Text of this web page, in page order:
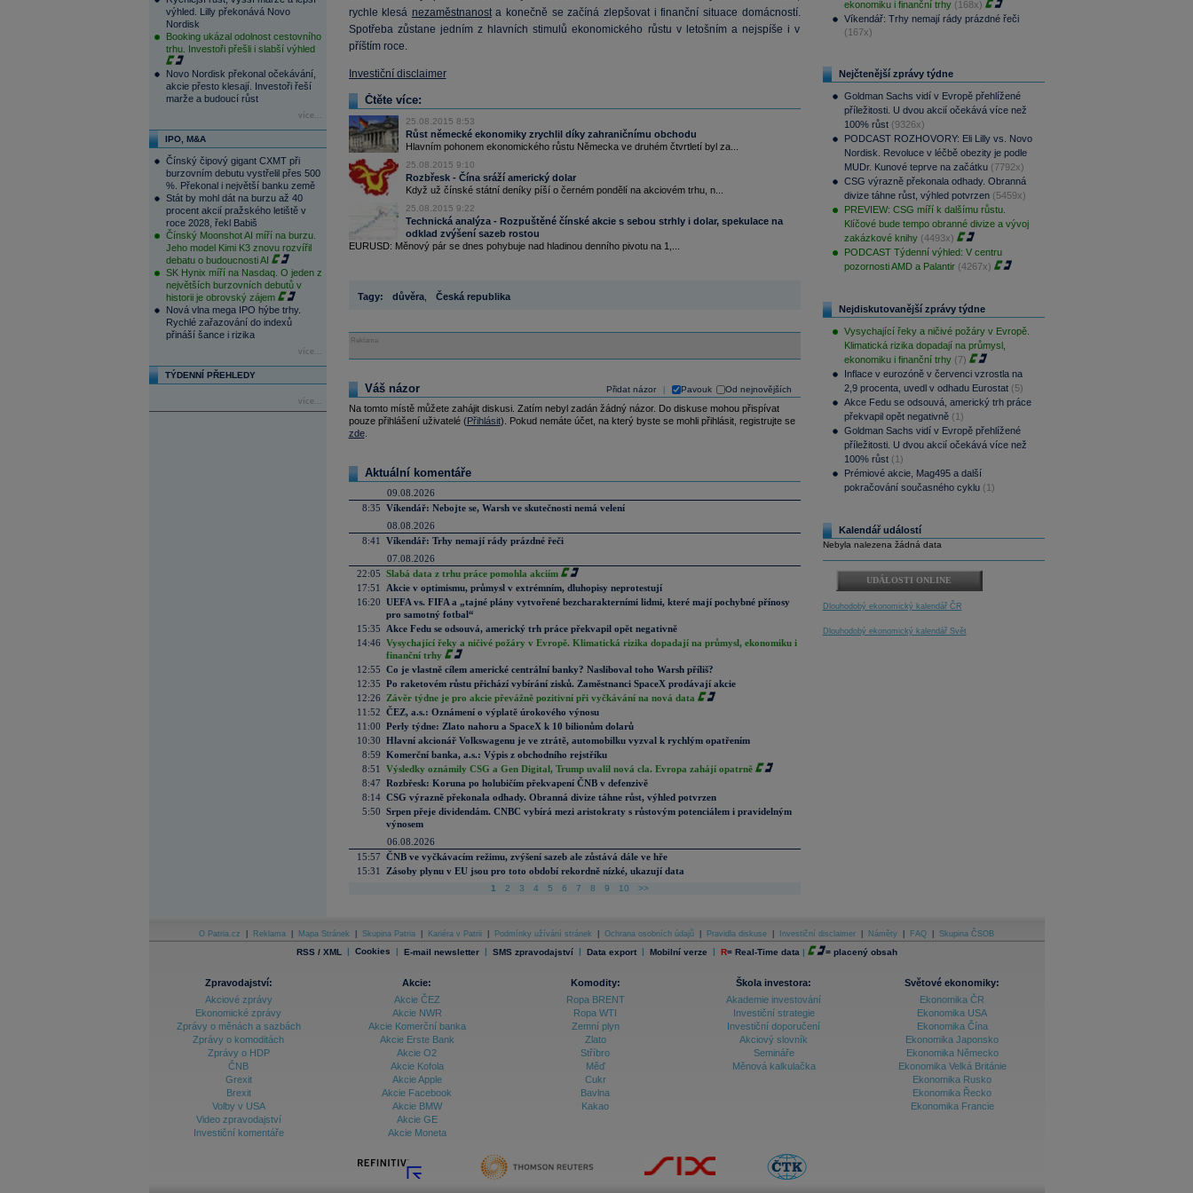
výhled. Lilly překonává Novo
Nordisk
Booking ukázal odolnost cestovního
trhu. Investoři přešli i slabší výhled
Novo Nordisk překonal očekávání,
akcie přesto klesají. Investoři řeší
marže a budoucí růst
více...
IPO, M&A
Čínský čipový gigant CXMT při
burzovním debutu vystřelil přes 500
%. Překonal i největší banku země
Stát by mohl dát na burzu až 40
procent akcií pražského letiště v
roce 2028, řekl Babiš
Čínský Moonshot AI míří na burzu.
Jeho model Kimi K3 znovu rozvířil
debatu o budoucnosti AI
SK Hynix míří na Nasdaq. O jeden z
největších burzovních debutů v
historii je obrovský zájem
Nová vlna mega IPO hýbe trhy.
Rychlé zařazování do indexů
přináší šance i rizika
více...
TÝDENNÍ PŘEHLEDY
více...
rychle klesá nezaměstnanosta konečně se začíná zlepšovat i finanční situace domácností.
Spotřeba zůstane jedním z hlavních stimulů ekonomického růstu v letošním a nejspíše i v
příštím roce.
Investiční disclaimer
Čtěte více:
25.08.2015 8:53
Růst německé ekonomiky zrychlil díky zahraničnímu obchodu
Hlavním pohonem ekonomického růstu Německa ve druhém čtvrtletí byl za...
25.08.2015 9:10
Rozbřesk - Čína sráží americký dolar
Když už čínské státní deníky píší o černém pondělí na akciovém trhu, n...
25.08.2015 9:22
Technická analýza - Rozpuštěné čínské akcie s sebou strhly i dolar, spekulace na
odklad zvýšení sazeb rostou
EURUSD: Měnový pár se dnes pohybuje nad hladinou denního pivotu na 1,...
Tagy: důvěra, Česká republika
Reklama
Přidat názor Pavouk Od nejnovějších
Váš názor
Na tomto místě můžete zahájit diskusi. Zatím nebyl zadán žádný názor. Do diskuse mohou přispívat
pouze přihlášení uživatelé (Přihlásit). Pokud nemáte účet, na který byste se mohli přihlásit, registrujte se
zde.
Aktuální komentáře
09.08.2026
8:35 Víkendář: Nebojte se, Warsh ve skutečnosti nemá velení
08.08.2026
8:41
Víkendář: Trhy nemají rády prázdné řeči
07.08.2026
22:05 Slabá data z trhu práce pomohla akciím
17:51
Akcie v optimismu, průmysl v extrémním, dluhopisy neprotestují
16:20 UEFA vs. FIFA a „tajné plány vytvořené bezcharakterními lidmi, které mají pochybné přínosy
pro samotný fotbal“
15:35
Akce Fedu se odsouvá, americký trh práce překvapil opět negativně
14:46 Vysychající řeky a ničivé požáry v Evropě. Klimatická rizika dopadají na průmysl, ekonomiku i
finanční trhy
12:55 Co je vlastně cílem americké centrální banky? Nasliboval toho Warsh příliš?
12:35 Po raketovém růstu přichází vybírání zisků. Zaměstnanci SpaceX prodávají akcie
12:26
Závěr týdne je pro akcie převážně pozitivní při vyčkávání na nová data
11:52 ČEZ, a.s.: Oznámení o výplatě úrokového výnosu
11:00 Perly týdne: Zlato nahoru a SpaceX k 10 bilionům dolarů
10:30 Hlavní akcionář Volkswagenu je ve ztrátě, automobilku vyzval k rychlým opatřením
8:59 Komerční banka, a.s.: Výpis z obchodního rejstříku
8:51
Výsledky oznámily CSG a Gen Digital, Trump uvalil nová cla. Evropa zahájí opatrně
8:47 Rozbřesk: Koruna po holubičím překvapení ČNB v defenzivě
8:14 CSG výrazně překonala odhady. Obranná divize táhne růst, výhled potvrzen
5:50 Srpen přeje dividendám. CNBC vybírá mezi aristokraty s růstovým potenciálem i pravidelným
výnosem
06.08.2026
15:57 ČNB ve vyčkávacím režimu, zvýšení sazeb ale zůstává dále ve hře
15:31
Zásoby plynu v EU jsou pro toto období rekordně nízké, ukazují data
1 2 3 4 5 6 7 8 9 10 >>
ekonomiku i finanční trhy (168x)
Víkendář: Trhy nemají rády prázdné řeči
(167x)
Nejčtenější zprávy týdne
Goldman Sachs vidí v Evropě přehlížené
příležitosti. U dvou akcií očekává více než
100% růst (9326x)
PODCAST ROZHOVORY: Eli Lilly vs. Novo
Nordisk. Revoluce v léčbě obezity je podle
MUDr. Kunové teprve na začátku (7792x)
CSG výrazně překonala odhady. Obranná
divize táhne růst, výhled potvrzen (5459x)
PREVIEW: CSG míří k dalšímu růstu.
Klíčové bude tempo obranné divize a vývoj
zakázkové knihy (4493x)
PODCAST Týdenní výhled: V centru
pozornosti AMD a Palantir (4267x)
Nejdiskutovanější zprávy týdne
Vysychající řeky a ničivé požáry v Evropě.
Klimatická rizika dopadají na průmysl,
ekonomiku i finanční trhy (7)
Inflace v eurozóně v červenci vzrostla na
2,9 procenta, uvedl v odhadu Eurostat (5)
Akce Fedu se odsouvá, americký trh práce
překvapil opět negativně (1)
Goldman Sachs vidí v Evropě přehlížené
příležitosti. U dvou akcií očekává více než
100% růst (1)
Prémiové akcie, Mag495 a další
pokračování současného cyklu (1)
Kalendář událostí
Nebyla nalezena žádná data
UDÁLOSTI ONLINE
Dlouhodobý ekonomický kalendář ČR
Dlouhodobý ekonomický kalendář Svět
O Patria.cz Reklama Mapa Stránek Skupina Patria Kariéra v Patrii Podmínky užívání stránek Ochrana osobních údajů Pravidla diskuse Investiční disclaimer Náměty FAQ Skupina ČSOB
RSS / XML | Cookies | E-mail newsletter | SMS zpravodajství | Data export | Mobilní verze | R= Real-Time data | = placený obsah
Zpravodajství:
Akciové zprávy
Ekonomické zprávy
Zprávy o měnách a sazbách
Zprávy o komoditách
Zprávy o HDP
ČNB
Grexit
Brexit
Volby v USA
Video zpravodajství
Investiční komentáře
Akcie:
Akcie ČEZ
Akcie NWR
Akcie Komerční banka
Akcie Erste Bank
Akcie O2
Akcie Kofola
Akcie Apple
Akcie Facebook
Akcie BMW
Akcie GE
Akcie Moneta
Komodity:
Ropa BRENT
Ropa WTI
Zemní plyn
Zlato
Stříbro
Měď
Cukr
Bavlna
Kakao
Škola investora:
Akademie investování
Investiční strategie
Investiční doporučení
Akciový slovník
Semináře
Měnová kalkulačka
Světové ekonomiky:
Ekonomika ČR
Ekonomika USA
Ekonomika Čína
Ekonomika Japonsko
Ekonomika Německo
Ekonomika Velká Británie
Ekonomika Rusko
Ekonomika Řecko
Ekonomika Francie